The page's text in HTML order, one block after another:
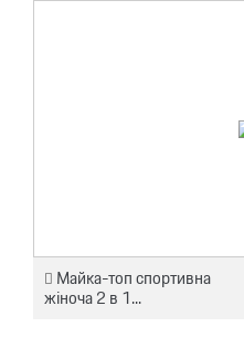
Майка-топ спортивна
жіноча 2 в 1...